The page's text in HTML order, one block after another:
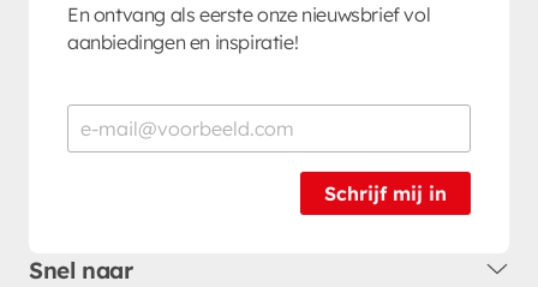
En ontvang als eerste onze nieuwsbrief vol
aanbiedingen en inspiratie!
Schrijf mij in
Snel naar